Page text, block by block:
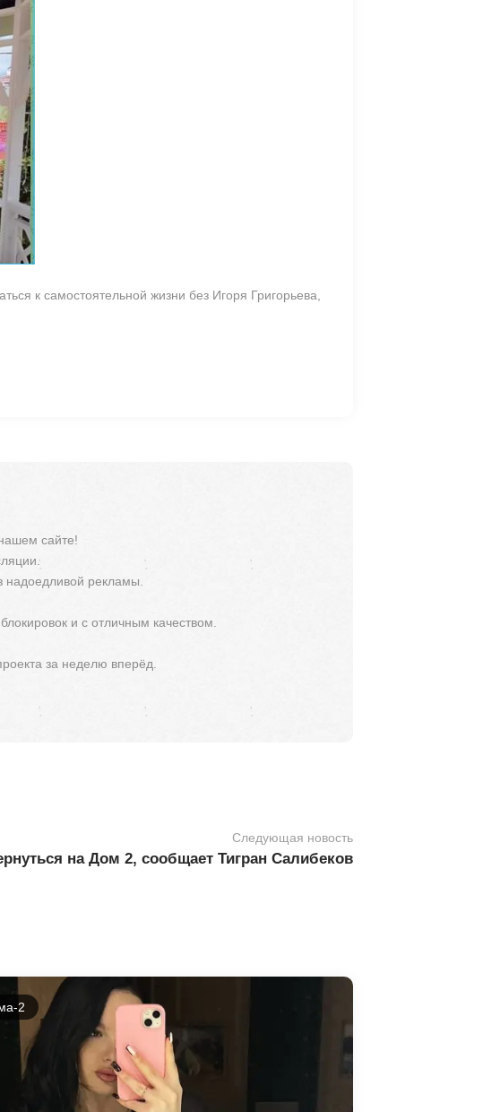
к самостоятельной жизни без Игоря Григорьева,
сайте!
надоедливой рекламы.
и с отличным качеством.
за неделю вперёд.
Следующая новость
на Дом 2, сообщает Тигран Салибеков
2